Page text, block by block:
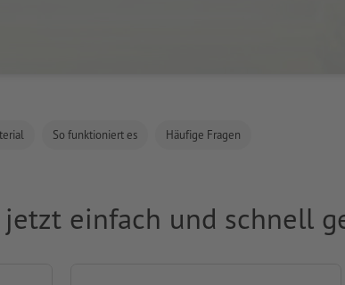
So funktioniert es Häufige Fragen
einfach und schnell